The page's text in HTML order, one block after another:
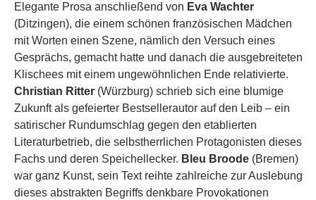
Elegante Prosa anschließend von Eva Wachter
(Ditzingen), die einem schönen französischen Mädchen
mit Worten einen Szene, nämlich den Versuch eines
Gesprächs, gemacht hatte und danach die ausgebreiteten
Klischees mit einem ungewöhnlichen Ende relativierte.
Christian Ritter (Würzburg) schrieb sich eine blumige
Zukunft als gefeierter Bestsellerautor auf den Leib – ein
satirischer Rundumschlag gegen den etablierten
Literaturbetrieb, die selbstherrlichen Protagonisten dieses
Fachs und deren Speichellecker. Bleu Broode (Bremen)
war ganz Kunst, sein Text reihte zahlreiche zur Auslebung
dieses abstrakten Begriffs denkbare Provokationen